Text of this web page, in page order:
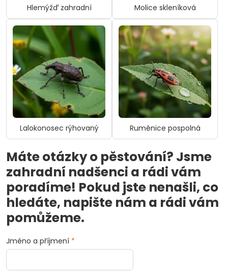
Hlemýžď zahradní Molice skleníková
Lalokonosec rýhovaný Ruměnice pospolná
Máte otázky o pěstování? Jsme
zahradní nadšenci a rádi vám
poradíme! Pokud jste nenašli, co
hledáte, napište nám a rádi vám
pomůžeme.
Jméno a příjmení *